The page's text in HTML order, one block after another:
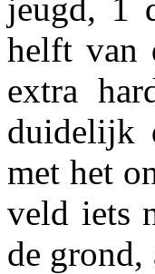
jeugd, 1
helft van
extra
duidelijk
met het
veld iets
de grond,